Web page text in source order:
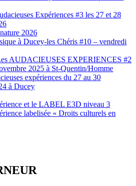
Expériences #3 les 27 et 28
2026
à Ducey-les Chéris #10 – vendredi
AUDACIEUSES EXPERIENCES #2
2025 à St-Quentin/Homme
expériences du 27 au 30
à Ducey
et le LABEL E3D niveau 3
labelisée « Droits culturels en